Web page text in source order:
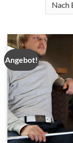
Angebot!